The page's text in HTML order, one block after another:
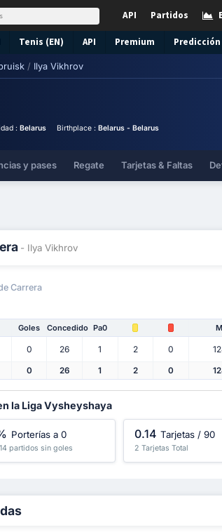
Partidos
API
Tenis (EN) API Premium Predicción
/ Ilya Vikhrov
: Belarus Birthplace :Belarus - Belarus
y pases Regate Tarjetas & Faltas
- Ilya Vikhrov
Carrera
Goles Concedido Pa0
0 26 1 2 0
0 26 1 2 0
la Liga Vysheyshaya
Porterías a 0
partidos sin goles
0.14 Tarjetas / 90
2 Tarjetas Total
-1 Percentil